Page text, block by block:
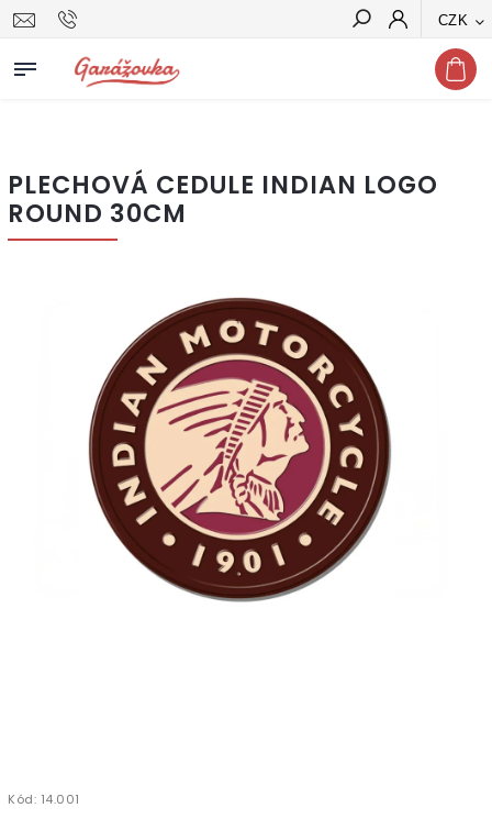
CZK
Hledat
PLECHOVÁ CEDULE INDIAN LOGO
ROUND 30CM
Kód: 14.001